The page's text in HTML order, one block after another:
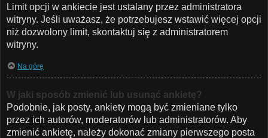
Limit opcji w ankiecie jest ustalany przez administratora
witryny. Jeśli uważasz, że potrzebujesz wstawić więcej opcji
niż dozwolony limit, skontaktuj się z administratorem
witryny.
Na górę
W jaki sposób zmienić lub usunąć ankietę?
Podobnie, jak posty, ankiety mogą być zmieniane tylko
przez ich autorów, moderatorów lub administratorów. Aby
zmienić ankietę, należy dokonać zmiany pierwszego posta